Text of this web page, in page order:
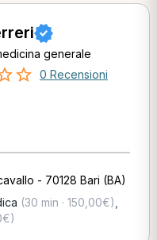
generale
0 Recensioni
- 70128 Bari (BA)
(30 min · 150,00€)